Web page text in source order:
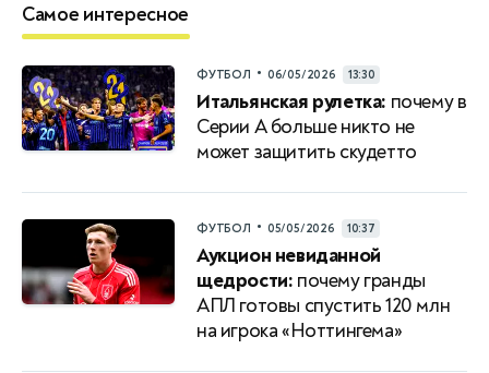
Самое интересное
ФУТБОЛ • 06/05/2026 13:30
Итальянская рулетка: почему в
Серии A больше никто не
может защитить скудетто
ФУТБОЛ • 05/05/2026 10:37
Аукцион невиданной
щедрости: почему гранды
АПЛ готовы спустить 120 млн
на игрока «Ноттингема»